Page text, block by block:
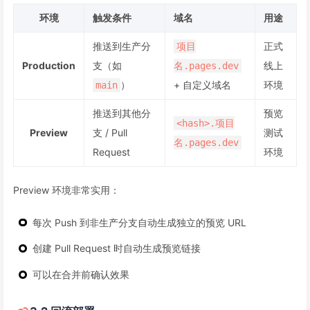
环境 触发条件 域名 用途
Production
推送到生产分
支（如
main ）
项目
名.pages.dev
+ 自定义域名
正式
线上
环境
Preview
推送到其他分
支 / Pull
Request
<hash>.项目
名.pages.dev
预览
测试
环境
Preview 环境非常实用：
每次 Push 到非生产分支自动生成独立的预览 URL
创建 Pull Request 时自动生成预览链接
可以在合并前确认效果